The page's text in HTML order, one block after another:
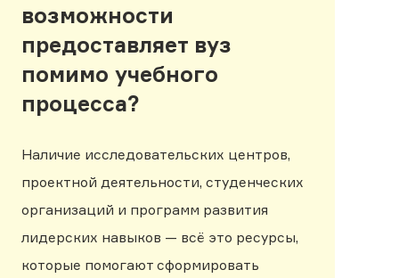
возможности
предоставляет вуз
помимо учебного
процесса?
Наличие исследовательских центров,
проектной деятельности, студенческих
организаций и программ развития
лидерских навыков — всё это ресурсы,
которые помогают сформировать